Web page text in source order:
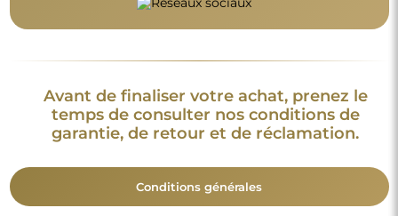
Avant de finaliser votre achat, prenez le
temps de consulter nos conditions de
garantie, de retour et de réclamation.
Conditions générales